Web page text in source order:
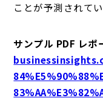
ことが予測されてい
サンプル PDF レポ